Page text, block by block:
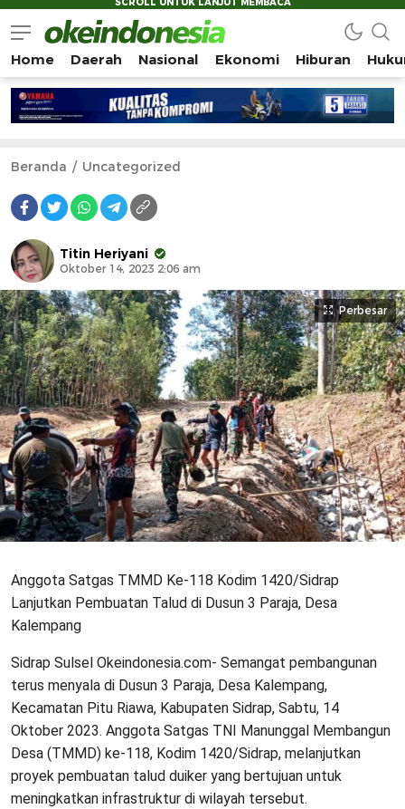
Okeindonesia.Online
Mengonlinekan Indonesia Secara Utuh
Home Daerah Nasional Ekonomi Hiburan
Beranda Uncategorized
Titin Heriyani
Oktober 14, 2023 2:06 am
Perbesar
Anggota Satgas TMMD Ke-118 Kodim 1420/Sidrap
Lanjutkan Pembuatan Talud di Dusun 3 Paraja, Desa
Kalempang
Sidrap Sulsel Okeindonesia.com- Semangat pembangunan
terus menyala di Dusun 3 Paraja, Desa Kalempang,
Kecamatan Pitu Riawa, Kabupaten Sidrap, Sabtu, 14
Oktober 2023. Anggota Satgas TNI Manunggal Membangun
Desa (TMMD) ke-118, Kodim 1420/Sidrap, melanjutkan
proyek pembuatan talud duiker yang bertujuan untuk
meningkatkan infrastruktur di wilayah tersebut.